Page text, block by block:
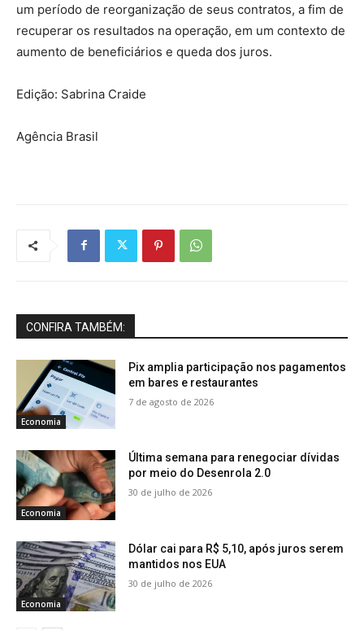
um período de reorganização de seus contratos, a fim de
recuperar os resultados na operação, em um contexto de
aumento de beneficiários e queda dos juros.
Edição: Sabrina Craide
Agência Brasil
CONFIRA TAMBÉM:
Economia
Pix amplia participação nos pagamentos
em bares e restaurantes
7 de agosto de 2026
Economia
Última semana para renegociar dívidas
por meio do Desenrola 2.0
30 de julho de 2026
Economia
Dólar cai para R$ 5,10, após juros serem
mantidos nos EUA
30 de julho de 2026